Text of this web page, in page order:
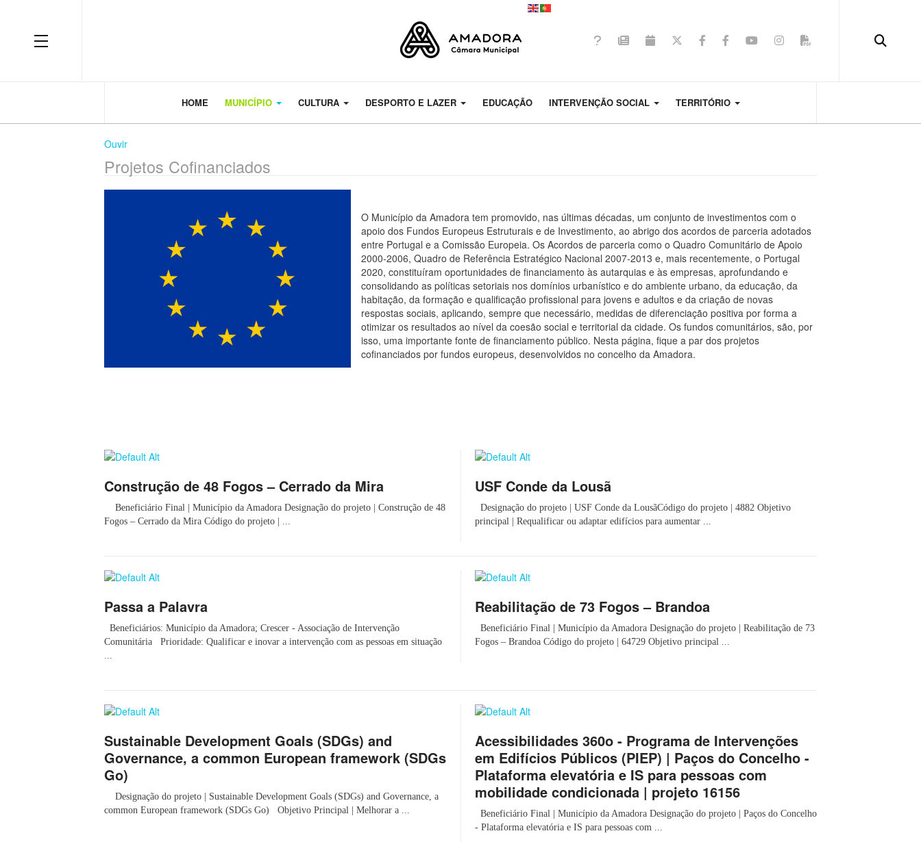
OFF CANVAS
HOME MUNICÍPIO CULTURA DESPORTO E LAZER EDUCAÇÃO INTERVENÇÃO SOCIAL TERRITÓRIO
Ouvir
Projetos Cofinanciados
O Município da Amadora tem promovido, nas últimas décadas, um conjunto de investimentos com o
apoio dos Fundos Europeus Estruturais e de Investimento, ao abrigo dos acordos de parceria adotados
entre Portugal e a Comissão Europeia. Os Acordos de parceria como o Quadro Comunitário de Apoio
2000-2006, Quadro de Referência Estratégico Nacional 2007-2013 e, mais recentemente, o Portugal
2020, constituíram oportunidades de financiamento às autarquias e às empresas, aprofundando e
consolidando as políticas setoriais nos domínios urbanístico e do ambiente urbano, da educação, da
habitação, da formação e qualificação profissional para jovens e adultos e da criação de novas
respostas sociais, aplicando, sempre que necessário, medidas de diferenciação positiva por forma a
otimizar os resultados ao nível da coesão social e territorial da cidade. Os fundos comunitários, são, por
isso, uma importante fonte de financiamento público. Nesta página, fique a par dos projetos
cofinanciados por fundos europeus, desenvolvidos no concelho da Amadora.
Construção de 48 Fogos – Cerrado da Mira
Beneficiário Final | Município da Amadora Designação do projeto | Construção de 48
Fogos – Cerrado da Mira Código do projeto | ...
USF Conde da Lousã
Designação do projeto | USF Conde da LousãCódigo do projeto | 4882 Objetivo
principal | Requalificar ou adaptar edifícios para aumentar ...
Passa a Palavra
Beneficiários: Município da Amadora; Crescer - Associação de Intervenção
Comunitária Prioridade: Qualificar e inovar a intervenção com as pessoas em situação
...
Reabilitação de 73 Fogos – Brandoa
Beneficiário Final | Município da Amadora Designação do projeto | Reabilitação de 73
Fogos – Brandoa Código do projeto | 64729 Objetivo principal ...
Sustainable Development Goals (SDGs) and
Governance, a common European framework (SDGs
Go)
Designação do projeto | Sustainable Development Goals (SDGs) and Governance, a
common European framework (SDGs Go) Objetivo Principal | Melhorar a ...
Acessibilidades 360o - Programa de Intervenções
em Edifícios Públicos (PIEP) | Paços do Concelho -
Plataforma elevatória e IS para pessoas com
mobilidade condicionada | projeto 16156
Beneficiário Final | Município da Amadora Designação do projeto | Paços do Concelho
- Plataforma elevatória e IS para pessoas com ...